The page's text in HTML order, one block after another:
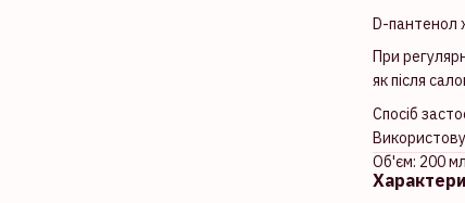
D-пантенол
При
як після
Спосіб
Об'єм: 200 мл